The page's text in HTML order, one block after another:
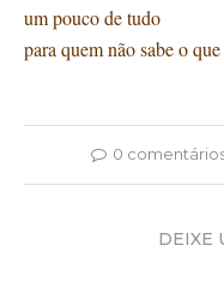
um pouco de tudo
para quem não sabe o
0
DEIXE